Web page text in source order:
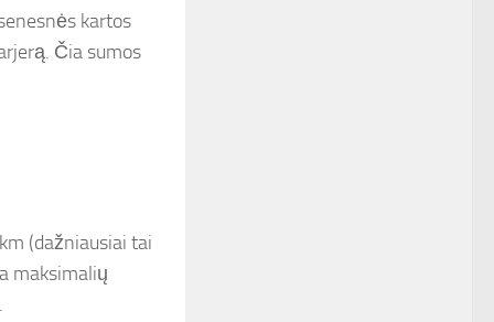
kartos
Čia sumos
(dažniausiai tai
maksimalių